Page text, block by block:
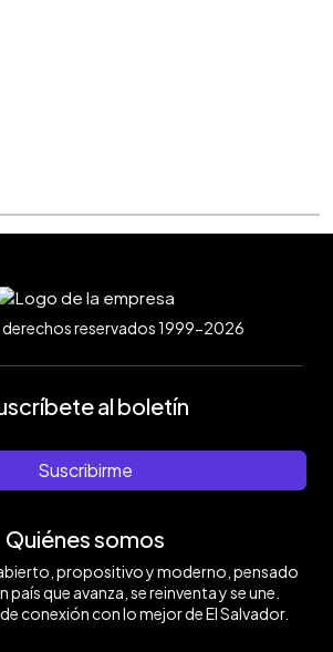
reservados 1999-2026
al boletín
Suscribirme
Quiénes somos
propositivo y moderno, pensado
país que avanza, se reinventa y se une.
conexión con lo mejor de El Salvador.